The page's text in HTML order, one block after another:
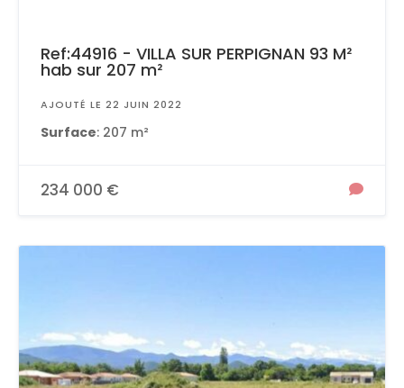
Ref:44916 - VILLA SUR PERPIGNAN 93 M²
hab sur 207 m²
AJOUTÉ LE 22 JUIN 2022
Surface: 207 m²
234 000 €